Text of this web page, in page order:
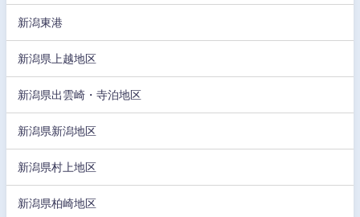
新潟東港
新潟県上越地区
新潟県出雲崎・寺泊地区
新潟県新潟地区
新潟県村上地区
新潟県柏崎地区